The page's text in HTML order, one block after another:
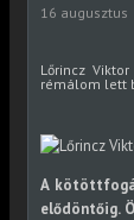
16 augusztus
Lőrincz
rémálom lett
A
elődöntőig.